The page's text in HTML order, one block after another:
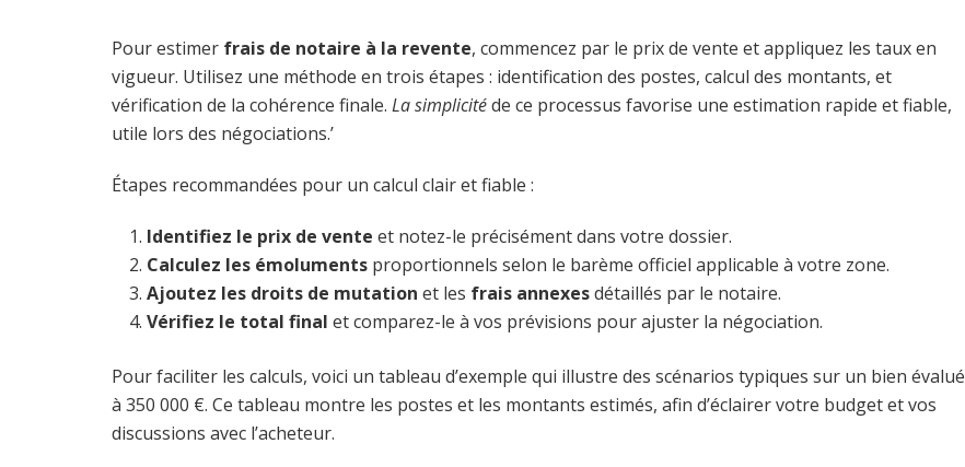
Pour estimer frais de notaire à la revente, commencez par le prix de vente et appliquez les taux en
vigueur. Utilisez une méthode en trois étapes : identification des postes, calcul des montants, et
vérification de la cohérence finale. La simplicitéde ce processus favorise une estimation rapide et fiable,
utile lors des négociations.’
Étapes recommandées pour un calcul clair et fiable :
Identifiez le prix de vente et notez-le précisément dans votre dossier.
Calculez les émoluments proportionnels selon le barème officiel applicable à votre zone.
Ajoutez les droits de mutation et les frais annexesdétaillés par le notaire.
Vérifiez le total final et comparez-le à vos prévisions pour ajuster la négociation.
Pour faciliter les calculs, voici un tableau d’exemple qui illustre des scénarios typiques sur un bien évalué
à 350 000 €. Ce tableau montre les postes et les montants estimés, afin d’éclairer votre budget et vos
discussions avec l’acheteur.